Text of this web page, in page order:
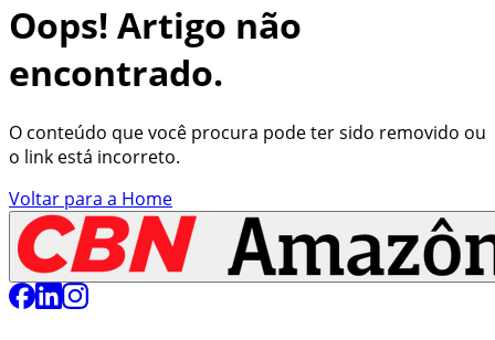
Oops! Artigo não
encontrado.
O conteúdo que você procura pode ter sido removido ou
o link está incorreto.
Voltar para a Home